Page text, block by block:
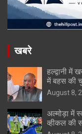
खबरे
हल्द्वानी में
में बहस की
August 8,
अल्मोड़ा में
व्हीकल की